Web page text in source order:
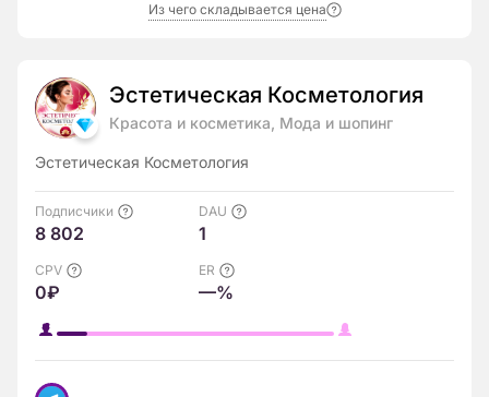
Из чего складывается цена
Эстетическая Косметология
Красота и косметика, Мода и шопинг
Эстетическая Косметология
Подписчики
8 802
DAU
1
CPV
0₽
ER
—%